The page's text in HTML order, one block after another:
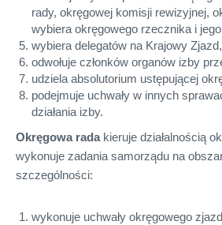
rady, okręgowej komisji rewizyjnej,
wybiera okręgowego rzecznika i
wybiera delegatów na Krajowy Zjazd,
odwołuje członków organów izby
udziela absolutorium ustępującej
podejmuje uchwały w innych
działania izby.
Okręgowa radakieruje działalnością
wykonuje zadania samorządu na
szczególności:
wykonuje uchwały okręgowego